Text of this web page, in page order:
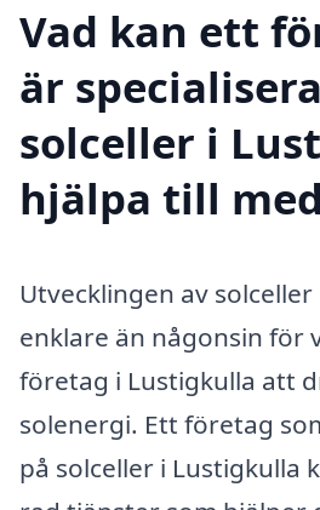
Vad kan ett
är
solceller i
hjälpa till
Utvecklingen av
enklare än någonsin för
företag i Lustigkulla att
solenergi. Ett företag
på solceller i Lustigkulla